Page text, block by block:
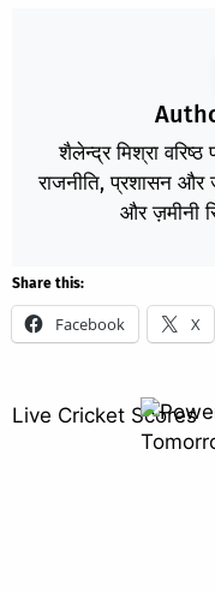
शैलेन्द्र मिश्रा
राजनीति, प्रशासन और
और ज़मीनी
Share this:
Facebook X
Live Cricket Scores